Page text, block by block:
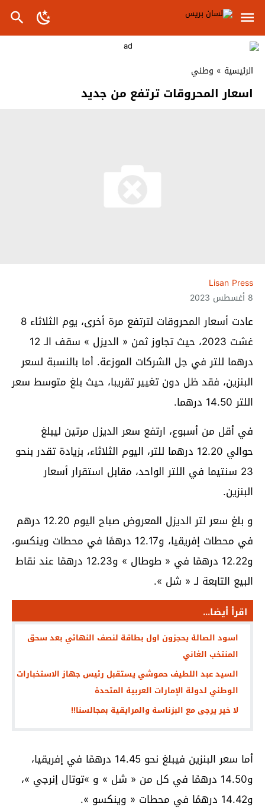
الرئيسية » وطني
اسعار المحروقات ترتفع من جديد
Lisan Press
8 أغسطس 2023
عادت أسعار المحروقات لترتفع مرة أخرى، يوم الثلاثاء 8
غشت 2023، حيث تجاوز ثمن « الديزل » سقف الـ 12
درهما للتر في جل الشركات الموزعة. أما بالنسبة لسعر
البنزين، فقد ظل دون تغيير تقريبا، حيث بلغ متوسط سعر
اللتر 14.50 درهما.
في أقل من أسبوع، ارتفع سعر الديزل مرتين ليبلغ
حوالي 12.20 درهما للتر، اليوم الثلاثاء، بزيادة تقدر بنحو
23 سنتيما في اللتر الواحد، مقابل استقرار أسعار
البنزين.
و بلغ سعر لتر الديزل المعروض صباح اليوم 12.20 درهم
في محطات إفريقيا، و12.17 درهمًا في محطات وينكسو،
و12.22 درهمًا في « طوطال » و12.23 درهمًا عند نقاط
البيع التابعة لـ « شل ».
اقرأ أيضا...
اسود الصالة يحجزون اول بطاقة لنصف النهائي بعد سحق
المنتخب الغاني
السيد عبد اللطيف حموشي يستقبل رئيس جهاز الاستخبارات
الوطني لدولة الإمارات العربية المتحدة
لا خير يرجى مع البزناسة والمرايقية بمجالسنا!!
أما سعر البنزين فيبلغ نحو 14.45 درهمًا في إفريقيا،
و14.50 درهمًا في كل من « شل » و »توتال إنرجي »،
و14.42 درهمًا في محطات « وينكسو ».